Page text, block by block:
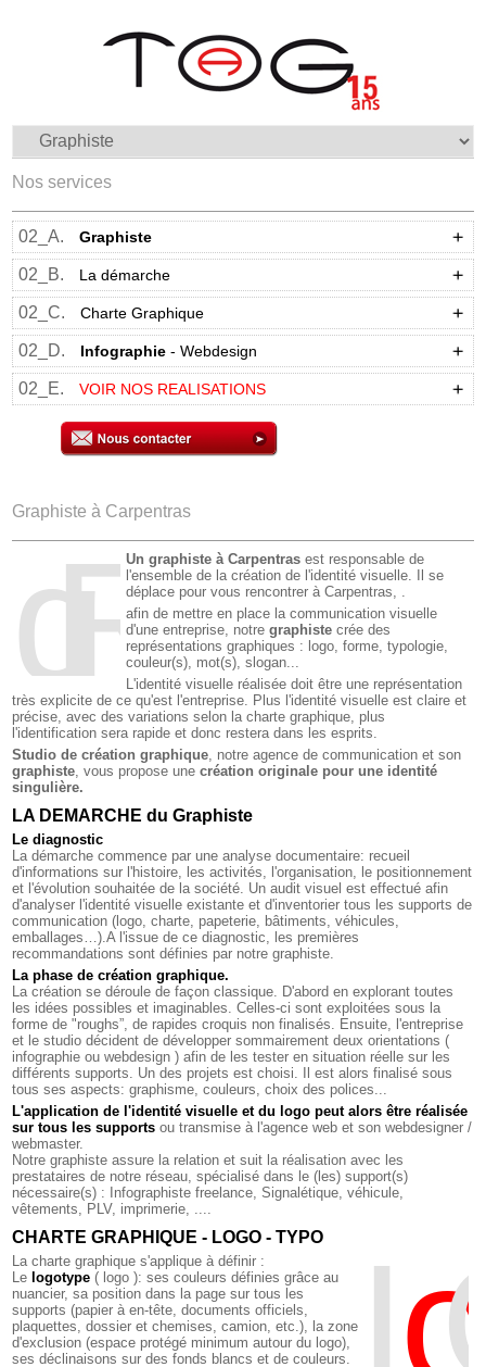
Nos services
02_A. Graphiste
02_B. La démarche
02_C. Charte Graphique
02_D. Infographie - Webdesign
02_E. VOIR NOS REALISATIONS
Graphiste à Carpentras
gRaphisme à
Un graphiste à Carpentras est responsable de
l'ensemble de la création de l'identité visuelle. Il se
déplace pour vous rencontrer à Carpentras, .
afin de mettre en place la communication visuelle
d'une entreprise, notregraphiste crée des
représentations graphiques : logo, forme, typologie,
couleur(s), mot(s), slogan...
L'identité visuelle réalisée doit être une représentation
très explicite de ce qu'est l'entreprise. Plus l'identité visuelle est claire et
précise, avec des variations selon la charte graphique, plus
l'identification sera rapide et donc restera dans les esprits.
Studio de création graphique , notre agence de communication et son
graphiste , vous propose unecréation originale pour une identité
singulière.
LA DEMARCHE du Graphiste
Le diagnostic
La démarche commence par une analyse documentaire: recueil
d'informations sur l'histoire, les activités, l'organisation, le positionnement
et l'évolution souhaitée de la société. Un audit visuel est effectué afin
d'analyser l'identité visuelle existante et d'inventorier tous les supports de
communication (logo, charte, papeterie, bâtiments, véhicules,
emballages…).A l'issue de ce diagnostic, les premières
recommandations sont définies par notre graphiste.
La phase de création graphique.
La création se déroule de façon classique. D'abord en explorant toutes
les idées possibles et imaginables. Celles-ci sont exploitées sous la
forme de "roughs”, de rapides croquis non finalisés. Ensuite, l'entreprise
et le studio décident de développer sommairement deux orientations (
infographie ou webdesign ) afin de les tester en situation réelle sur les
différents supports. Un des projets est choisi. Il est alors finalisé sous
tous ses aspects: graphisme, couleurs, choix des polices...
L'application de l'identité visuelle et du logo peut alors être réalisée
sur tous les supportsou transmise à l'agence web et son webdesigner /
webmaster.
Notre graphiste assure la relation et suit la réalisation avec les
prestataires de notre réseau, spécialisé dans le (les) support(s)
nécessaire(s) : Infographiste freelance, Signalétique, véhicule,
vêtements, PLV, imprimerie, ....
CHARTE GRAPHIQUE - LOGO - TYPO Lo
La charte graphique s'applique à définir :
Lelogotype ( logo ): ses couleurs définies grâce au
nuancier, sa position dans la page sur tous les
supports (papier à en-tête, documents officiels,
plaquettes, dossier et chemises, camion, etc.), la zone
d'exclusion (espace protégé minimum autour du logo),
ses déclinaisons sur des fonds blancs et de couleurs.